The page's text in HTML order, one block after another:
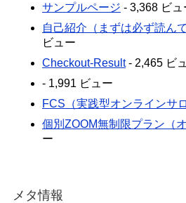
サンプルページ - 3,368 ビュ
自己紹介（まずは必ず読ん
ビュー
Checkout-Result- 2,465 ビ
- 1,991 ビュー
FCS（実践型オンラインサロ
個別ZOOM無制限プラン（
ー
メタ情報